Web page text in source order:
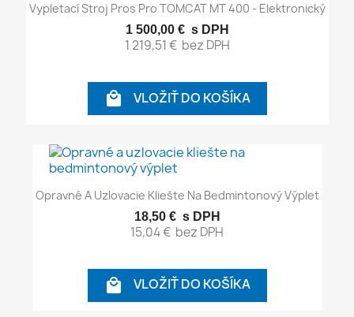
Vypletací Stroj Pros Pro TOMCAT MT 400 - Elektronický
1 500,00 € s DPH
1 219,51 € bez DPH
 VLOŽIŤ DO KOŠÍKA
Opravné A Uzlovacie Kliešte Na Bedmintonový Výplet
18,50 € s DPH
15,04 € bez DPH
 VLOŽIŤ DO KOŠÍKA